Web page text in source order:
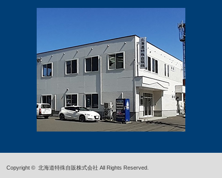
Copyright ©北海道特殊自販株式会社 All Rights Reserved.